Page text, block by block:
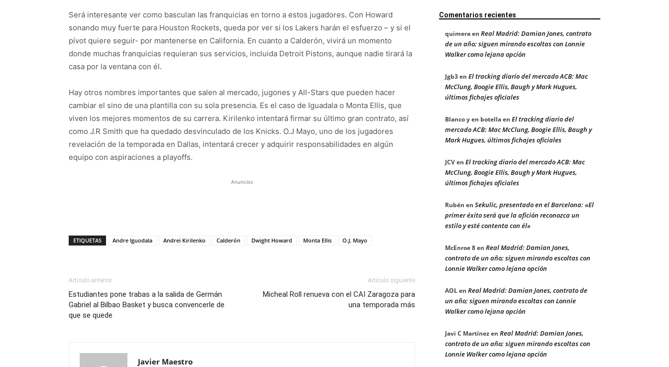
Será interesante ver como basculan las franquicias en torno a estos jugadores. Con Howard
sonando muy fuerte para Houston Rockets, queda por ver si los Lakers harán el esfuerzo – y si el
pívot quiere seguir- por mantenerse en California. En cuanto a Calderón, vivirá un momento
donde muchas franquicias requieran sus servicios, incluida Detroit Pistons, aunque nadie tirará la
casa por la ventana con él.
Hay otros nombres importantes que salen al mercado, jugones y All-Stars que pueden hacer
cambiar el sino de una plantilla con su sola presencia. Es el caso de Iguadala o Monta Ellis, que
viven los mejores momentos de su carrera. Kirilenko intentará firmar su último gran contrato, así
como J.R Smith que ha quedado desvinculado de los Knicks. O.J Mayo, uno de los jugadores
revelación de la temporada en Dallas, intentará crecer y adquirir responsabilidades en algún
equipo con aspiraciones a playoffs.
Anuncios
ETIQUETAS Andre Iguodala Andrei Kirilenko Calderón Dwight Howard Monta Ellis O.J. Mayo
Artículo anterior
Estudiantes pone trabas a la salida de Germán
Gabriel al Bilbao Basket y busca convencerle de
que se quede
Artículo siguiente
Micheal Roll renueva con el CAI Zaragoza para
una temporada más
Javier Maestro
Comentarios recientes
quimeraen Real Madrid: Damian Jones, contrato
de un año; siguen mirando escoltas con Lonnie
Walker como lejana opción
Jgb3en El tracking diario del mercado ACB: Mac
McClung, Boogie Ellis, Baugh y Mark Hugues,
últimos fichajes oficiales
Blanco y en botellaen El tracking diario del
mercado ACB: Mac McClung, Boogie Ellis, Baugh y
Mark Hugues, últimos fichajes oficiales
JCVen El tracking diario del mercado ACB: Mac
McClung, Boogie Ellis, Baugh y Mark Hugues,
últimos fichajes oficiales
Rubén en Sekulic, presentado en el Barcelona: «El
primer éxito será que la afición reconozca un
estilo y esté contenta con él»
McEnroe 8en Real Madrid: Damian Jones,
contrato de un año; siguen mirando escoltas con
Lonnie Walker como lejana opción
AOLen Real Madrid: Damian Jones, contrato de
un año; siguen mirando escoltas con Lonnie
Walker como lejana opción
Javi C Martínezen Real Madrid: Damian Jones,
contrato de un año; siguen mirando escoltas con
Lonnie Walker como lejana opción